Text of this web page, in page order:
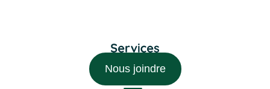
Nous joindre